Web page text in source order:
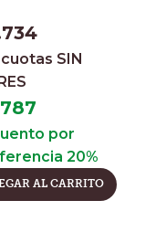
SIN
por
20%
AL CARRITO